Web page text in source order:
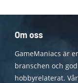
Om oss
GameManiacs är
branschen och
hobbyrelaterat.